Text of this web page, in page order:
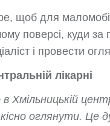
щоб для
поверсі, куди за
і провести
лікарні
Хмільницькій
оглянути. Це